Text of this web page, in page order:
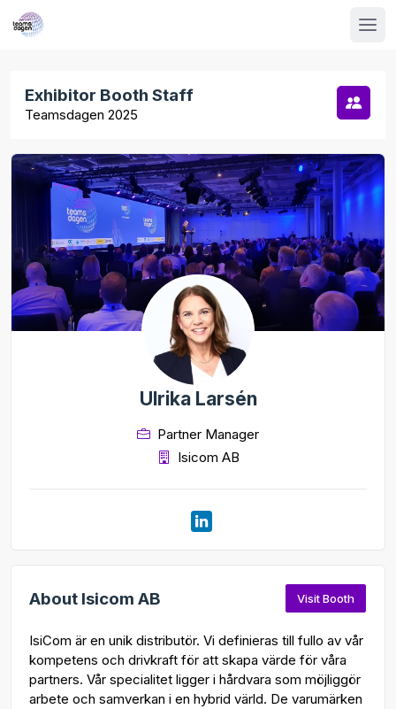
Exhibitor Booth Staff
Teamsdagen 2025
Ulrika Larsén
Partner Manager
Isicom AB
About Isicom AB Visit Booth
IsiCom är en unik distributör. Vi definieras till fullo av vår
kompetens och drivkraft för att skapa värde för våra
partners. Vår specialitet ligger i hårdvara som möjliggör
arbete och samverkan i en hybrid värld. De varumärken